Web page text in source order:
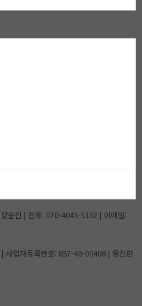
윤진 | 전화: 070-4045-5102 | 이메일:
사업자등록번호: 857-48-00408 | 통신판